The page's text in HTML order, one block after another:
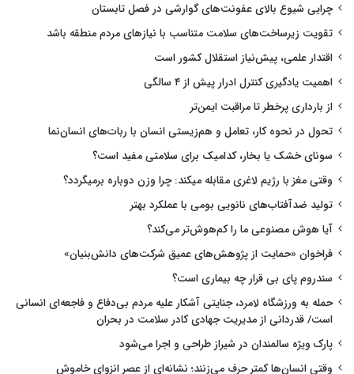
چرایی شیوع بالای عفونت‌های گوارشی در فصل تابستان
تقویت زیرساخت‌های سلامت متناسب با نیازهای مردم منطقه باشد
اقتدار علمی، پیش‌نیاز استقلال کشور است
اهمیت یادگیری کنترل ادرار پیش از ۴ سالگی
از بارداری پرخطر تا مراقبت ایمن‌تر
تحول در نحوه کار، تعامل و هم‌زیستی انسان با ربات‌های انسان‌نما
سونای خشک یا بخار، کدامیک برای سلامتی مفید است؟
وقتی مغز با رژیم لاغری مقابله میکند: چرا وزن دوباره برمیگردد؟
تولید ضدآفتاب‌های نانویی بومی با عملکرد بهتر
آیا هوش مصنوعی ما را کم‌هوش‌تر می‌کند؟
فراخوان «حمایت از پژوهش‌های عمیق شرکت‌های دانش‌بنیان»
سندروم پای بی قرار چه بیماری است؟
حمله به ورزشگاه لامرد، جنایتی آشکار علیه مردم بی‌دفاع و فاجعه‌ای انسانی
است/ قدردانی از مدیریت جهادی کادر سلامت در بحران
پارک ویژه سالمندان در شیراز طراحی و اجرا می‌شود
وقتی انسان‌ها کمتر حرف می‌زنند؛ نشانه‌ای از عصر انزوای خاموش